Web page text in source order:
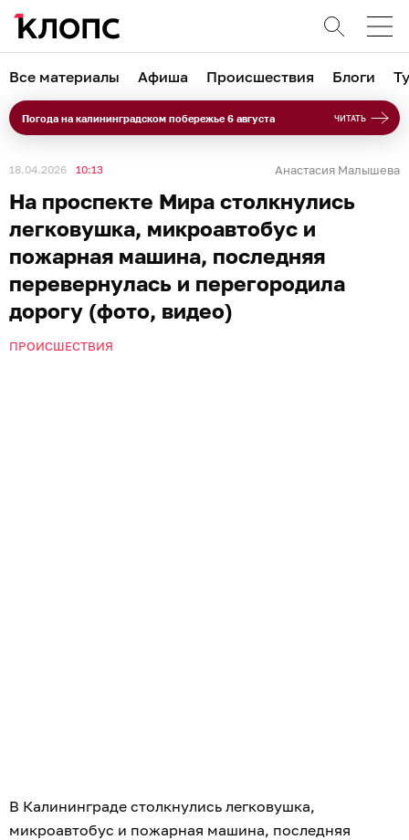
Все материалы Афиша Происшествия Блоги
Погода на калининградском побережье 6 августа ЧИТАТЬ
18.04.2026 10:13 Анастасия Малышева
На проспекте Мира столкнулись
легковушка, микроавтобус и
пожарная машина, последняя
перевернулась и перегородила
дорогу (фото, видео)
ПРОИСШЕСТВИЯ
В Калининграде столкнулись легковушка,
микроавтобус и пожарная машина, последняя